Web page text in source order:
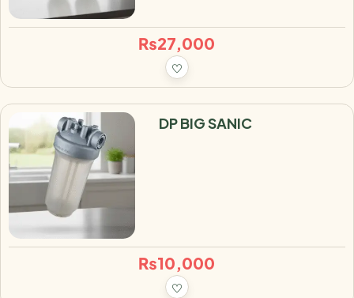
₨27,000
DP BIG SANIC
₨10,000